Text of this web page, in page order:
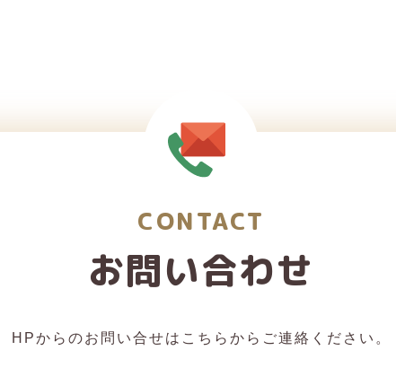
CONTACT
お問い合わせ
HPからのお問い合せはこちらからご連絡ください。